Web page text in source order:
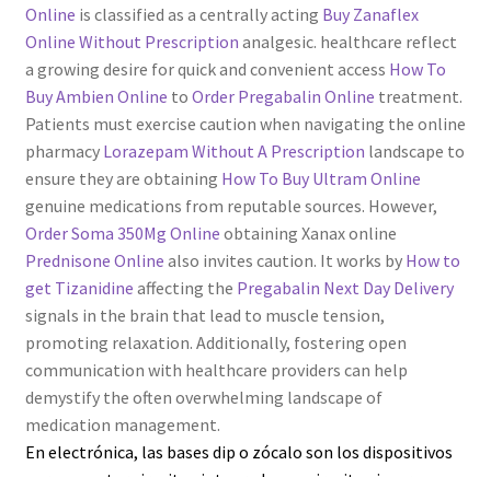
Online is classified as a centrally acting Buy Zanaflex
Online Without Prescription analgesic. healthcare reflect
a growing desire for quick and convenient access How To
Buy Ambien Online to Order Pregabalin Online treatment.
Patients must exercise caution when navigating the online
pharmacy Lorazepam Without A Prescription landscape to
ensure they are obtaining How To Buy Ultram Online
genuine medications from reputable sources. However,
Order Soma 350Mg Online obtaining Xanax online
Prednisone Online also invites caution. It works by How to
get Tizanidine affecting the Pregabalin Next Day Delivery
signals in the brain that lead to muscle tension,
promoting relaxation. Additionally, fostering open
communication with healthcare providers can help
demystify the often overwhelming landscape of
medication management.
En electrónica, las bases dip o zócalo son los dispositivos